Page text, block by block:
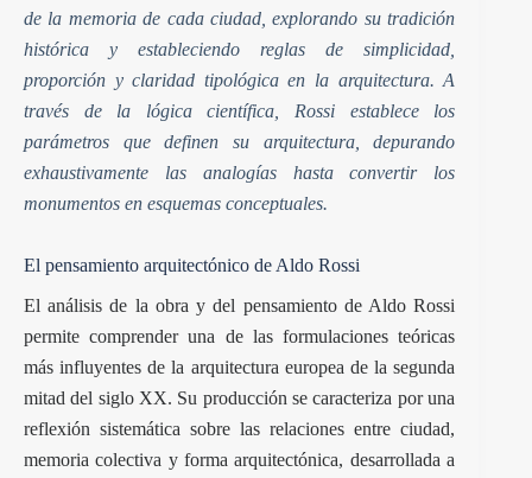
de la memoria de cada ciudad, explorando su tradición
histórica y estableciendo reglas de simplicidad,
proporción y claridad tipológica en la arquitectura. A
través de la lógica científica, Rossi establece los
parámetros que definen su arquitectura, depurando
exhaustivamente las analogías hasta convertir los
monumentos en esquemas conceptuales.
El pensamiento arquitectónico de Aldo Rossi
El análisis de la obra y del pensamiento de Aldo Rossi
permite comprender una de las formulaciones teóricas
más influyentes de la arquitectura europea de la segunda
mitad del siglo XX. Su producción se caracteriza por una
reflexión sistemática sobre las relaciones entre ciudad,
memoria colectiva y forma arquitectónica, desarrollada a